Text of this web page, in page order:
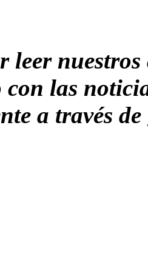
leer
las
a través de